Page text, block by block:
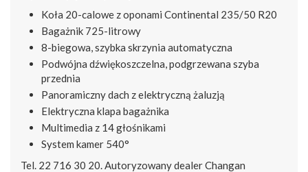
Koła 20-calowe z oponami Continental 235/50 R20
Bagażnik 725-litrowy
8-biegowa, szybka skrzynia automatyczna
Podwójna dźwiękoszczelna, podgrzewana szyba
przednia
Panoramiczny dach z elektryczną żaluzją
Elektryczna klapa bagażnika
Multimedia z 14 głośnikami
System kamer 540°
Tel. 22 716 30 20. Autoryzowany dealer Changan